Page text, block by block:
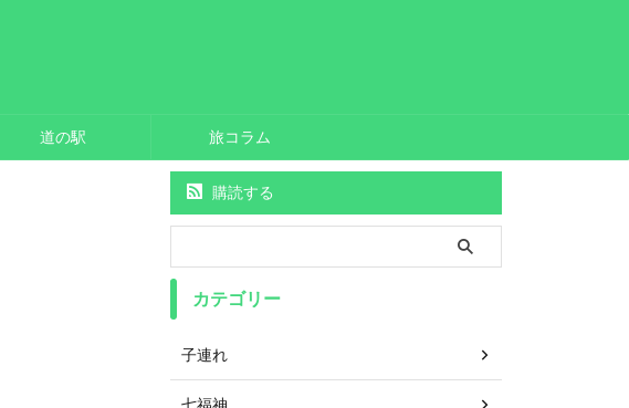
道の駅 旅コラム
購読する
カテゴリー
子連れ
七福神